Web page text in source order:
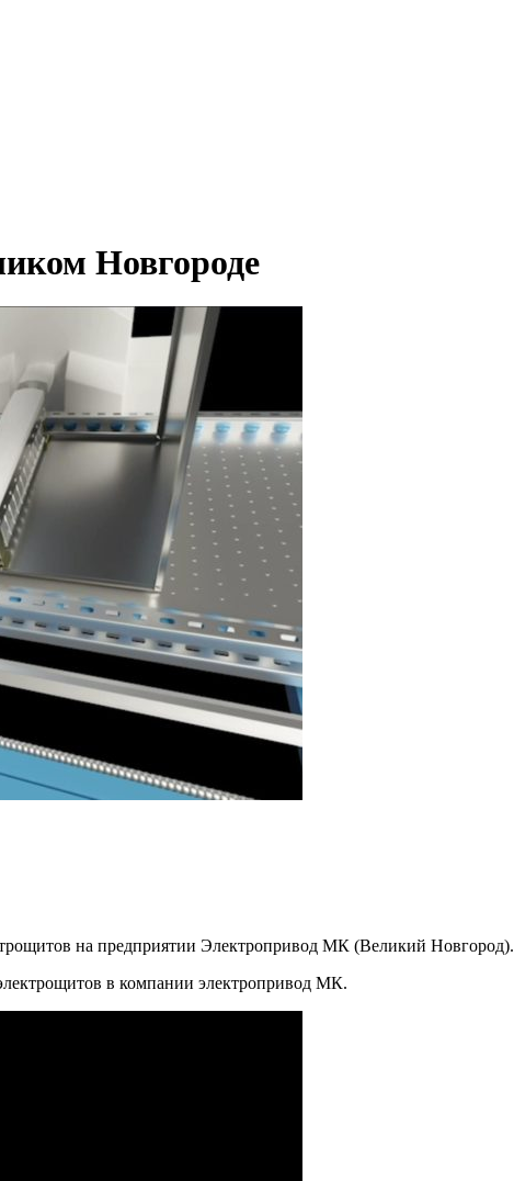
Новгороде
на предприятии Электропривод МК (Великий Новгород).
в компании электропривод МК.